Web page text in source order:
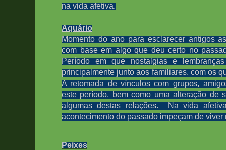
na vida afetiva.
Aquário
Momento do ano para esclarecer antigos
com base em algo que deu certo no
Período em que nostalgias e
principalmente junto aos familiares, com os
A retomada de vínculos com grupos,
este período, bem como uma alteração de
algumas destas relações. Na vida
acontecimento do passado impeçam de viver
Peixes